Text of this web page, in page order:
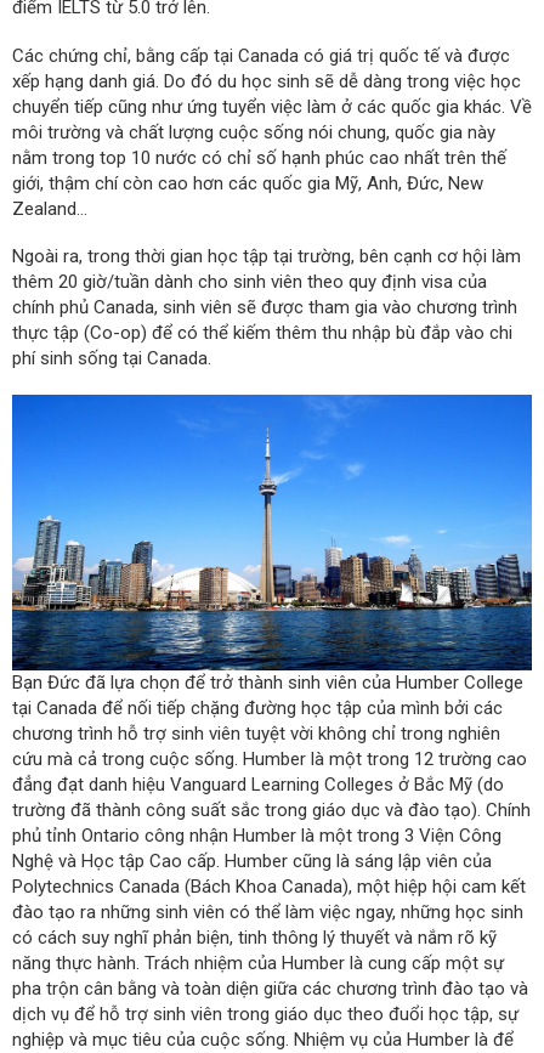
điểm IELTS từ 5.0 trở lên.
Các chứng chỉ, bằng cấp tại Canada có giá trị quốc tế và được
xếp hạng danh giá. Do đó du học sinh sẽ dễ dàng trong việc học
chuyển tiếp cũng như ứng tuyển việc làm ở các quốc gia khác. Về
môi trường và chất lượng cuộc sống nói chung, quốc gia này
nằm trong top 10 nước có chỉ số hạnh phúc cao nhất trên thế
giới, thậm chí còn cao hơn các quốc gia Mỹ, Anh, Đức, New
Zealand…
Ngoài ra, trong thời gian học tập tại trường, bên cạnh cơ hội làm
thêm 20 giờ/tuần dành cho sinh viên theo quy định visa của
chính phủ Canada, sinh viên sẽ được tham gia vào chương trình
thực tập (Co-op) để có thể kiếm thêm thu nhập bù đắp vào chi
phí sinh sống tại Canada.
Bạn Đức đã lựa chọn để trở thành sinh viên của Humber College
tại Canada để nối tiếp chặng đường học tập của mình bởi các
chương trình hỗ trợ sinh viên tuyệt vời không chỉ trong nghiên
cứu mà cả trong cuộc sống. Humber là một trong 12 trường cao
đẳng đạt danh hiệu Vanguard Learning Colleges ở Bắc Mỹ (do
trường đã thành công suất sắc trong giáo dục và đào tạo). Chính
phủ tỉnh Ontario công nhận Humber là một trong 3 Viện Công
Nghệ và Học tập Cao cấp. Humber cũng là sáng lập viên của
Polytechnics Canada (Bách Khoa Canada), một hiệp hội cam kết
đào tạo ra những sinh viên có thể làm việc ngay, những học sinh
có cách suy nghĩ phản biện, tinh thông lý thuyết và nắm rõ kỹ
năng thực hành. Trách nhiệm của Humber là cung cấp một sự
pha trộn cân bằng và toàn diện giữa các chương trình đào tạo và
dịch vụ để hỗ trợ sinh viên trong giáo dục theo đuổi học tập, sự
nghiệp và mục tiêu của cuộc sống. Nhiệm vụ của Humber là để